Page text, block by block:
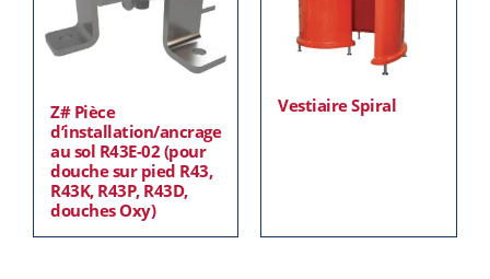
Z# Pièce
d’installation/ancrage
au sol R43E-02 (pour
douche sur pied R43,
R43K, R43P, R43D,
douches Oxy)
Vestiaire Spiral